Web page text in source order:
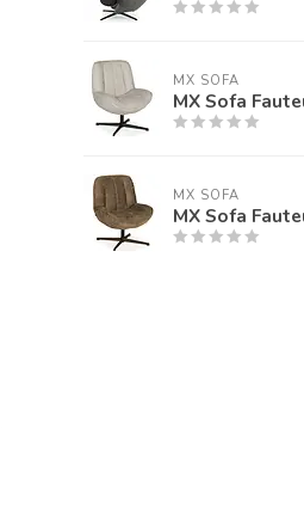
MX SOFA
MX Sofa
MX SOFA
MX Sofa